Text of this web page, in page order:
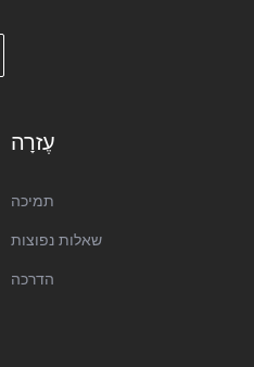
עֶזרָה
תמיכה
שאלות נפוצות
הדרכה